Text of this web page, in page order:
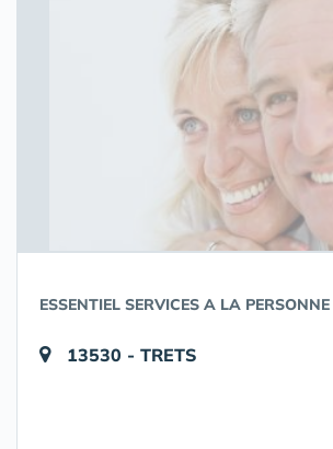
ESSENTIEL SERVICES A LA PERSONNE
13530 - TRETS